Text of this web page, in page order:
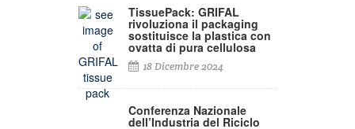
TissuePack: GRIFAL
rivoluziona il packaging
sostituisce la plastica con
ovatta di pura cellulosa
18 Dicembre 2024
Conferenza Nazionale
dell’Industria del Riciclo